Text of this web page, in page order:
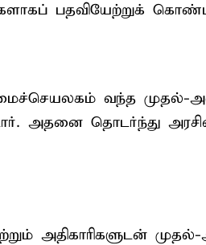
பதவியேற்றுக்
வந்த முதல்-
அதனை தொடர்ந்து
அதிகாரிகளுடன்